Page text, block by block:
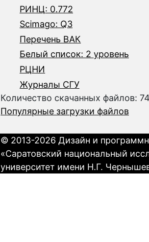
РИНЦ: 0.772
Scimago: Q3
Перечень ВАК
Белый список: 2 уровень
РЦНИ
Журналы СГУ
Количество скачанных файлов:
Популярные загрузки файлов
© 2013-2026 Дизайн и
«Саратовский национальный
университет имени Н.Г.